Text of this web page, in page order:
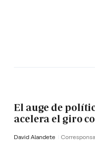
El auge de
acelera el giro
David Alandete